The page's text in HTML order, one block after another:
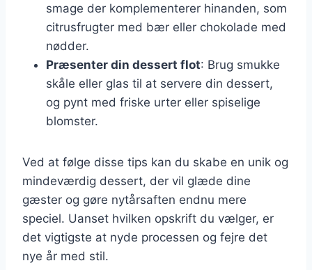
smage der komplementerer hinanden, som
citrusfrugter med bær eller chokolade med
nødder.
Præsenter din dessert flot: Brug smukke
skåle eller glas til at servere din dessert,
og pynt med friske urter eller spiselige
blomster.
Ved at følge disse tips kan du skabe en unik og
mindeværdig dessert, der vil glæde dine
gæster og gøre nytårsaften endnu mere
speciel. Uanset hvilken opskrift du vælger, er
det vigtigste at nyde processen og fejre det
nye år med stil.